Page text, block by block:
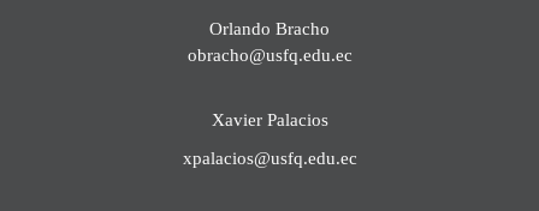
Orlando Bracho
obracho@usfq.edu.ec
Xavier Palacios
xpalacios@usfq.edu.ec